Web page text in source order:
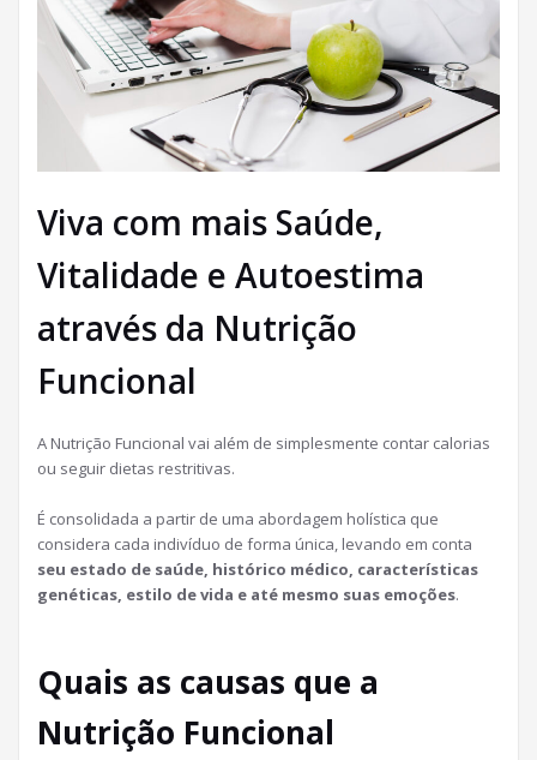
Viva com mais Saúde,
Vitalidade e Autoestima
através da Nutrição
Funcional
A Nutrição Funcional vai além de simplesmente contar calorias
ou seguir dietas restritivas.
É consolidada a partir de uma abordagem holística que
considera cada indivíduo de forma única, levando em conta
seu estado de saúde, histórico médico, características
genéticas, estilo de vida e até mesmo suas emoções.
Quais as causas que a
Nutrição Funcional